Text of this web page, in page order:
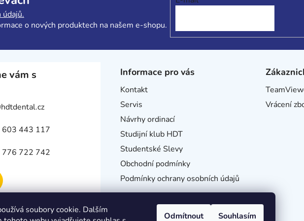
soubory cookie. Dalším
Odmítnout Souhlasím
v
údajů.
o nových produktech na našem e-shopu.
vám s
hdtdental.cz
443 117
722 742
Informace pro vás
Kontakt
Servis
Návrhy ordinací
Studijní klub HDT
Studentské Slevy
Obchodní podmínky
Podmínky ochrany osobních údajů
Vrácení